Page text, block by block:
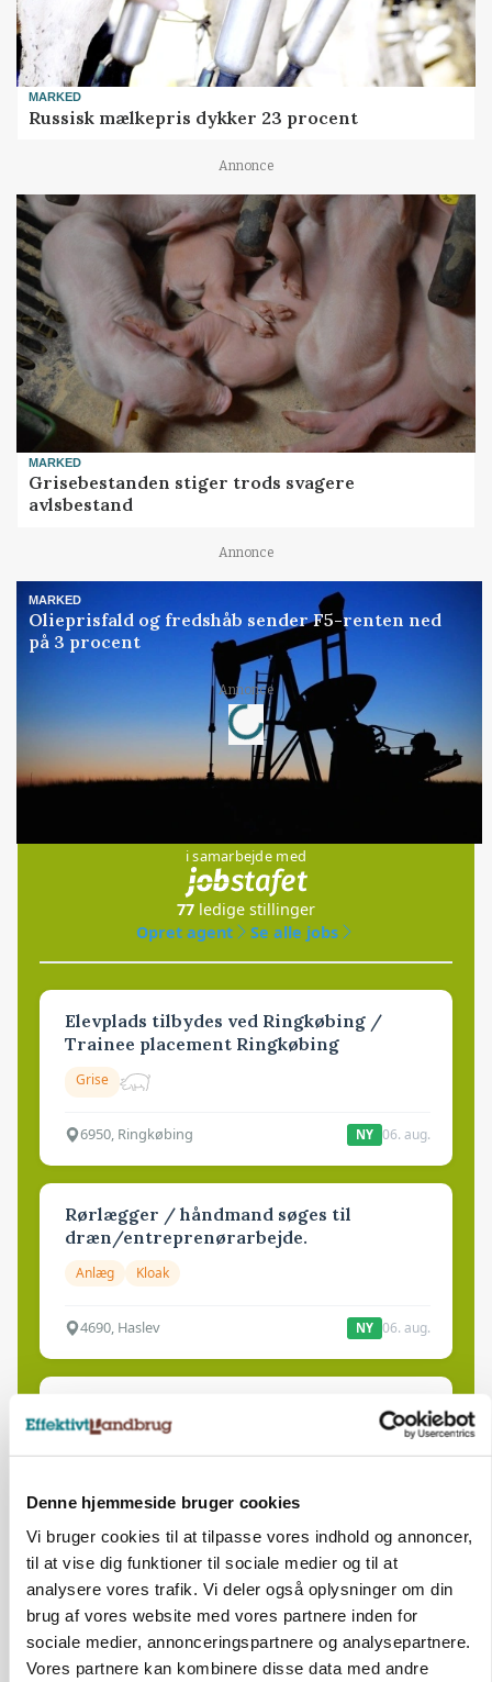
Denne hjemmeside bruger cookies
Vi bruger cookies til at tilpasse vores indhold og annoncer,
til at vise dig funktioner til sociale medier og til at
analysere vores trafik. Vi deler også oplysninger om din
brug af vores website med vores partnere inden for
sociale medier, annonceringspartnere og analysepartnere.
Vores partnere kan kombinere disse data med andre
MARKED
Russisk mælkepris dykker 23 procent
Annonce
MARKED
Grisebestanden stiger trods svagere
avlsbestand
Annonce
MARKED
Olieprisfald og fredshåb sender F5-renten ned
på 3 procent
Annonce
Loading...
i samarbejde med
77 ledige stillinger
Opret agent
Se alle jobs
Elevplads tilbydes ved Ringkøbing /
Trainee placement Ringkøbing
Grise
6950, Ringkøbing NY 06. aug.
Rørlægger / håndmand søges til
dræn/entreprenørarbejde.
Anlæg Kloak
4690, Haslev NY 06. aug.
Lastbilchauffør søges til Henrik Haves
Maskinstation
Medarbejdere til griseproduktion
Grise